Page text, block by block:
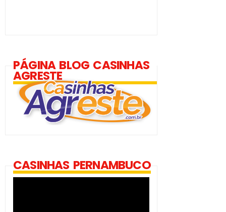
PÁGINA BLOG CASINHAS
AGRESTE
CASINHAS PERNAMBUCO